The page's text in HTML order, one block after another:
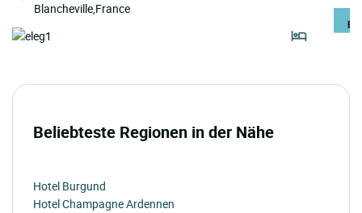
Blancheville,France
Beliebteste Regionen in der Nähe
Hotel Burgund
Hotel Champagne Ardennen